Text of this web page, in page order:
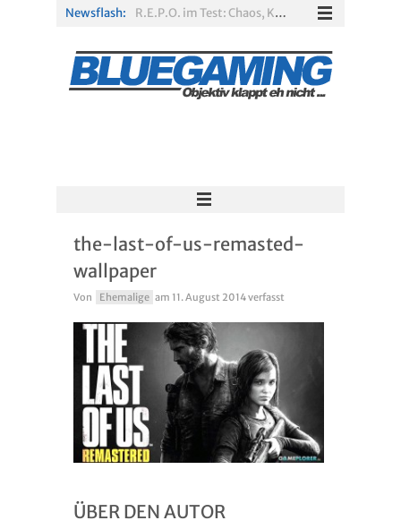
Newsflash:
R.E.P.O. im Test: Chaos, Koop und viel Spannung
„ARC Raiders“-Spieler erhalten exklusives Outfit für „The Finals“
PS Plus Extra und Premium: Erste Abgänge für August 2026 bestätigt
Escape Simulator 2 im Test: Knifflige Rätsel im neuen Gewand
the-last-of-us-remasted-
wallpaper
Von Ehemalige am 11. August 2014verfasst
ÜBER DEN AUTOR